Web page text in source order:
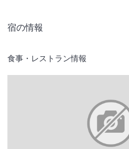
宿の情報
食事・レストラン情報